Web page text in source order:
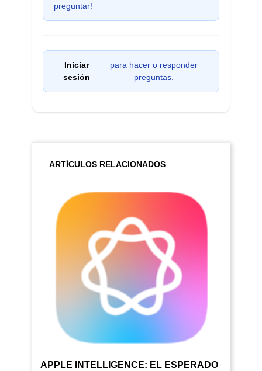
preguntar!
Iniciar
sesión
para hacer o responder
preguntas.
ARTÍCULOS RELACIONADOS
APPLE INTELLIGENCE: EL ESPERADO